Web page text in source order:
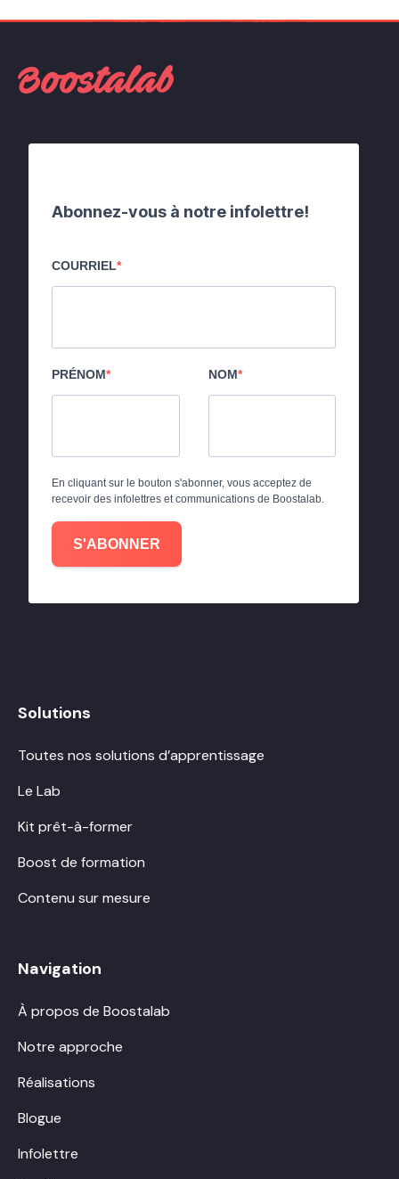
Abonnez-vous à notre infolettre!
COURRIEL
PRÉNOM NOM
En cliquant sur le bouton s'abonner, vous acceptez de
recevoir des infolettres et communications de Boostalab.
S'ABONNER
Solutions
Toutes nos solutions d’apprentissage
Le Lab
Kit prêt-à-former
Boost de formation
Contenu sur mesure
Navigation
À propos de Boostalab
Notre approche
Réalisations
Blogue
Infolettre